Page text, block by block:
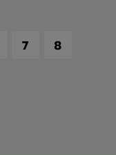
7
8